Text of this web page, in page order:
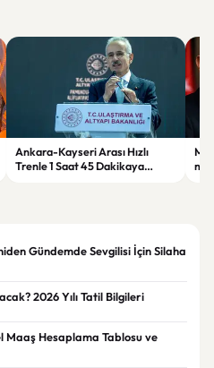
Ankara-Kayseri Arası Hızlı
Trenle 1 Saat 45 Dakikaya
Gündemde Sevgilisi İçin Silaha
2026 Yılı Tatil Bilgileri
Maaş Hesaplama Tablosu ve